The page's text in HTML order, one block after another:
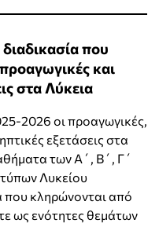
που
και
στα Λύκεια
2026 οι προαγωγικές,
εξετάσεις στα
των Α΄, Β΄, Γ΄
Λυκείου
που κληρώνονται από
ως ενότητες θεμάτων